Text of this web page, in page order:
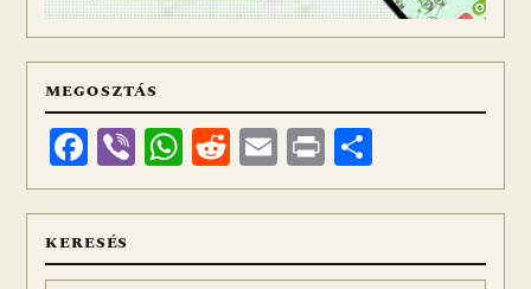
MEGOSZTÁS
Facebook
ViberWhatsApp
Reddit
Email
Print
meg
KERESÉS